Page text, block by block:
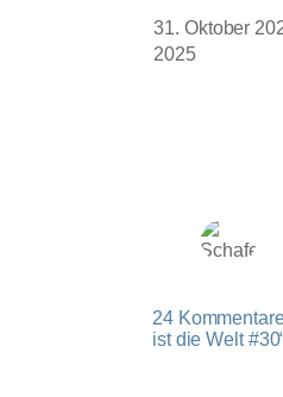
31. Oktober
2025
24
ist die Welt